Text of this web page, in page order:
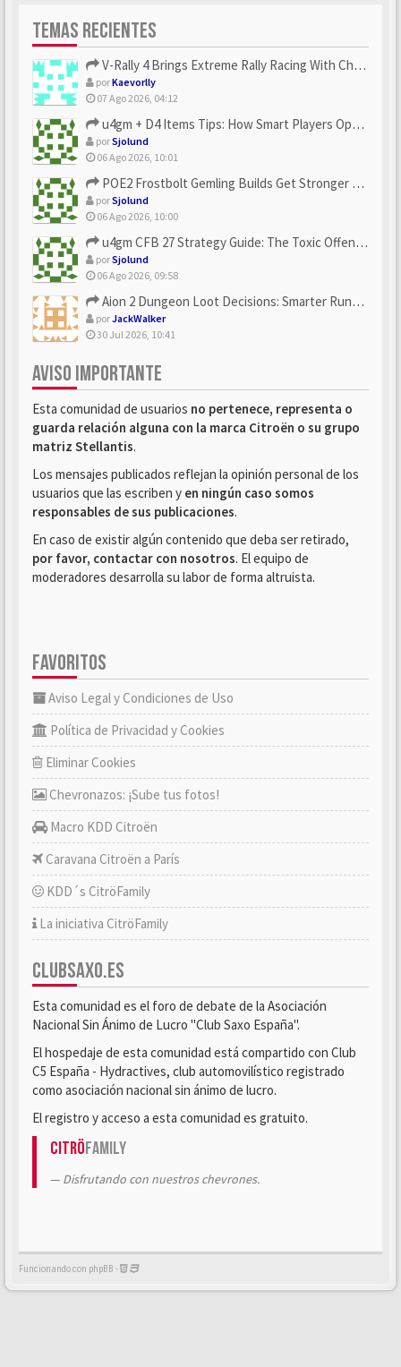
TEMAS RECIENTES
V-Rally 4 Brings Extreme Rally Racing With Challenging Track...
porKaevorlly
07 Ago 2026, 04:12
u4gm + D4 Items Tips: How Smart Players Optimize Gear, Build...
porSjolund
06 Ago 2026, 10:01
POE2 Frostbolt Gemling Builds Get Stronger With u4gm’s Ice C...
porSjolund
06 Ago 2026, 10:00
u4gm CFB 27 Strategy Guide: The Toxic Offensive Scheme Your ...
porSjolund
06 Ago 2026, 09:58
Aion 2 Dungeon Loot Decisions: Smarter Runs With U4N
porJackWalker
30 Jul 2026, 10:41
AVISO IMPORTANTE
Esta comunidad de usuarios no pertenece, representa o
guarda relación alguna con la marca Citroën o su grupo
matriz Stellantis.
Los mensajes publicados reflejan la opinión personal de los
usuarios que las escriben y en ningún caso somos
responsables de sus publicaciones.
En caso de existir algún contenido que deba ser retirado,
por favor, contactar con nosotros. El equipo de
moderadores desarrolla su labor de forma altruista.
FAVORITOS
Aviso Legal y Condiciones de Uso
Política de Privacidad y Cookies
Eliminar Cookies
Chevronazos: ¡Sube tus fotos!
Macro KDD Citroën
Caravana Citroën a París
KDD´s CitröFamily
La iniciativa CitröFamily
CLUBSAXO.ES
Esta comunidad es el foro de debate de la Asociación
Nacional Sin Ánimo de Lucro "Club Saxo España".
El hospedaje de esta comunidad está compartido con Club
C5 España - Hydractives, club automovilístico registrado
como asociación nacional sin ánimo de lucro.
El registro y acceso a esta comunidad es gratuito.
CitröFamily
Disfrutando con nuestros chevrones.
Funcionando con phpBB -